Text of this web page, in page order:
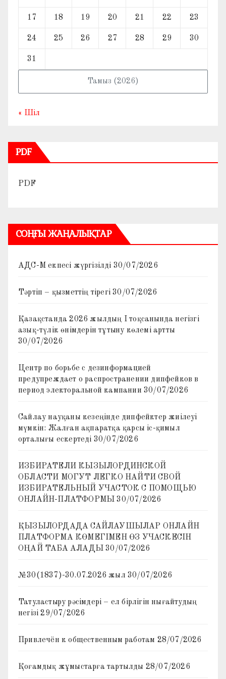
Тамыз (2026)
17 18 19 20 21 22 23
24 25 26 27 28 29 30
31
« Шіл
PDF
PDF
СОҢҒЫ ЖАҢАЛЫҚТАР
АДС-М екпесі жүргізілді 30/07/2026
Тәртіп – қызметтің тірегі 30/07/2026
Қазақстанда 2026 жылдың I тоқсанында негізгі
азық-түлік өнімдерін тұтыну көлемі артты
30/07/2026
Центр по борьбе с дезинформацией
предупреждает о распространении дипфейков в
период электоральной кампании 30/07/2026
Сайлау науқаны кезеңінде дипфейктер жиілеуі
мүмкін: Жалған ақпаратқа қарсы іс-қимыл
орталығы ескертеді 30/07/2026
ИЗБИРАТЕЛИ КЫЗЫЛОРДИНСКОЙ
ОБЛАСТИ МОГУТ ЛЕГКО НАЙТИ СВОЙ
ИЗБИРАТЕЛЬНЫЙ УЧАСТОК С ПОМОЩЬЮ
ОНЛАЙН-ПЛАТФОРМЫ 30/07/2026
ҚЫЗЫЛОРДАДА САЙЛАУШЫЛАР ОНЛАЙН
ПЛАТФОРМА КӨМЕГІМЕН ӨЗ УЧАСКЕСІН
ОҢАЙ ТАБА АЛАДЫ 30/07/2026
№30(1837)-30.07.2026 жыл 30/07/2026
Татуластыру рәсімдері – ел бірлігін нығайтудың
негізі 29/07/2026
Привлечён к общественным работам 28/07/2026
Қоғамдық жұмыстарға тартылды 28/07/2026